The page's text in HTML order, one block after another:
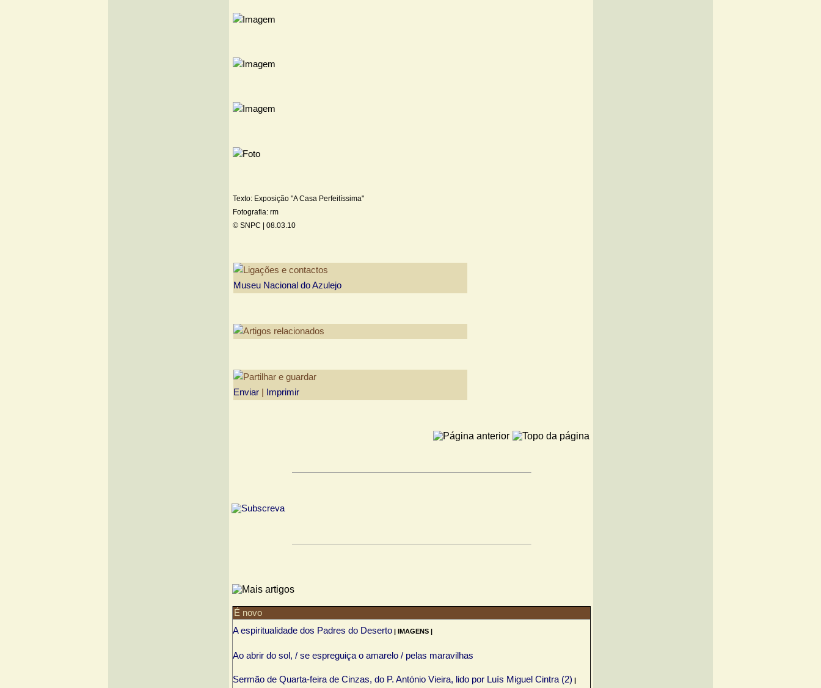
Texto: Exposição "A Casa Perfeitíssima"
Fotografia: rm
© SNPC | 08.03.10
Museu Nacional do Azulejo
Enviar Imprimir
É novo
A espiritualidade dos Padres do Deserto | IMAGENS |
Ao abrir do sol, / se espreguiça o amarelo / pelas maravilhas
Sermão de Quarta-feira de Cinzas, do P. António Vieira, lido por Luís Miguel Cintra (2)